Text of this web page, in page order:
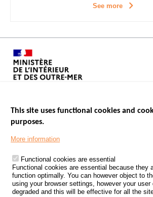
See more
Footer
PROCESSING OF PERSONAL DATA FROM
KNOWLEDGE CENTRE
CALL FOR RESEARCH PROJECTS
This site uses functional cookies and
purposes.
More information
Functional cookies are essential
Functional cookies are essential because they
function optimally. You can however object to
using your browser settings, however your
degraded and this will be effective for all the